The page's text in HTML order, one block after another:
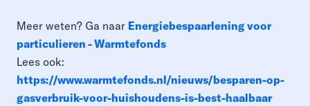
Meer weten? Ga naar Energiebespaarlening voor
particulieren - Warmtefonds
Lees ook:
https://www.warmtefonds.nl/nieuws/besparen-op-
gasverbruik-voor-huishoudens-is-best-haalbaar